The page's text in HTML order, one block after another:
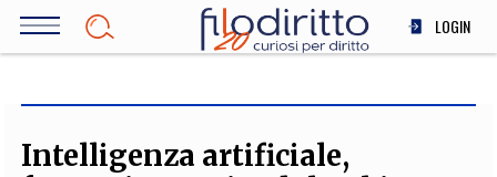
Salta
LOGIN
SOCIETÀ
Intelligenza artificiale,